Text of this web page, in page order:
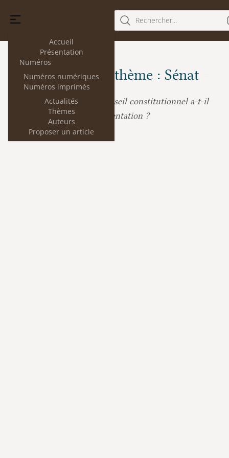
Accueil
Présentation
Numéros
Numéros numériques
Numéros imprimés
Actualités
Thèmes
Auteurs
Proposer un article
Rechercher...
Les articles du thème : Sénat
Bruno Daugeron :
Le Conseil constitutionnel a-t-il
une théorie de la représentation ?